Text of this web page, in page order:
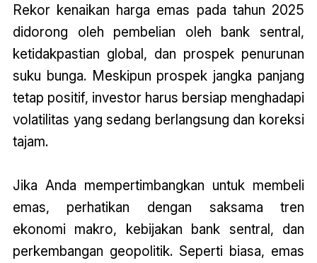
Rekor kenaikan harga emas pada tahun 2025
didorong oleh pembelian oleh bank sentral,
ketidakpastian global, dan prospek penurunan
suku bunga. Meskipun prospek jangka panjang
tetap positif, investor harus bersiap menghadapi
volatilitas yang sedang berlangsung dan koreksi
tajam.
Jika Anda mempertimbangkan untuk membeli
emas, perhatikan dengan saksama tren
ekonomi makro, kebijakan bank sentral, dan
perkembangan geopolitik. Seperti biasa, emas